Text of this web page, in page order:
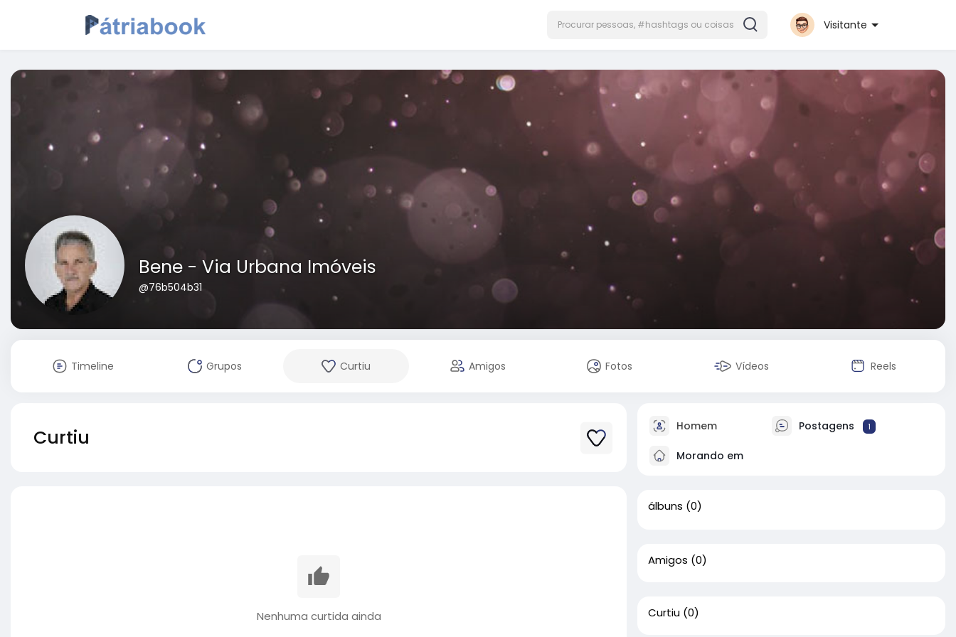
Visitante
Bene - Via Urbana Imóveis
@76b504b31
Timeline Grupos Curtiu Amigos Fotos Vídeos Reels
Curtiu
Nenhuma curtida ainda
Homem Postagens 1
Morando em
álbuns (0)
Amigos (0)
Curtiu (0)